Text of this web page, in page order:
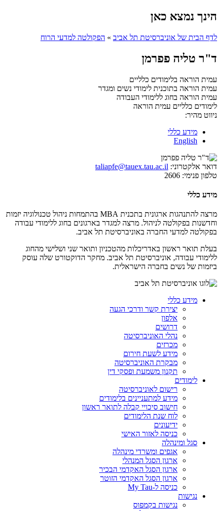
הינך נמצא כאן
לדף הבית של אוניברסיטת תל אביב » הפקולטה למדעי הרוח
ד"ר טליה פפרמן
עמית הוראה בלימודים כלליים
עמית הוראה בתוכנית לימודי נשים ומגדר
עמית הוראה בחוג ללימודי העבודה
לימודים כלליים עמית הוראה
ניווט מהיר:
מידע כללי
English
דואר אלקטרוני: taliapfe@tauex.tau.ac.il
טלפון פנימי:
מידע כללי
מרצה להתנהגות ארגונית בתכנית MBA בהתמחות ניהול טכנולוגיה יזמות
וחדשנות בפקולטה לניהול. מרצה למגדר בארגונים בחוג ללימודי עבודה
בפקולטה למדעי החברה באוניברסיטת תל אביב.
בעלת תואר ראשון באדריכלות מהטכניון ותואר שני ושלישי מהחוג
ללימודי עבודה, אוניברסיטת תל אביב. מחקר הדוקטורט שלה עוסק
ביזמות של נשים בחברה הישראלית.
מידע כללי
יצירת קשר ודרכי הגעה
אלפון
דרושים
נהלי האוניברסיטה
מכרזים
מידע לשעת חירום
מבקרת האוניברסיטה
תקנון משמעת ופסקי דין
לימודים
רישום לאוניברסיטה
מידע למתעניינים בלימודים
חישוב סיכויי קבלה לתואר ראשון
לוח שנת הלימודים
ידיעונים
כניסה לאזור האישי
סגל ומינהלה
אגפים ומשרדי מינהלה
ארגון הסגל המנהלי
ארגון הסגל האקדמי הבכיר
ארגון הסגל האקדמי הזוטר
כניסה ל-My Tau
נגישות
נגישות בקמפוס